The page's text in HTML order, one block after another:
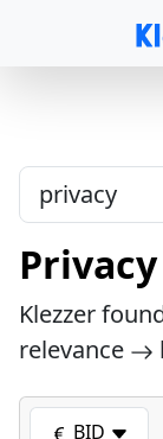
Privacy
Klezzer
relevance
BID